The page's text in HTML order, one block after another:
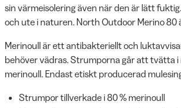
sin värmeisolering även när den är lätt
och ute i naturen. North Outdoor Merino
Merinoull är ett antibakteriellt och
behöver vädras. Strumporna går att tvätta
merinoull. Endast etiskt producerad
Strumpor tillverkade i 80 % merinoull